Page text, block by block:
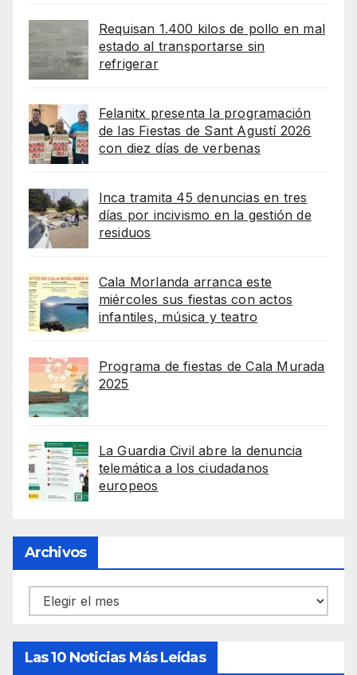
Requisan 1.400 kilos de pollo en mal
estado al transportarse sin
refrigerar
Felanitx presenta la programación
de las Fiestas de Sant Agustí 2026
con diez días de verbenas
Inca tramita 45 denuncias en tres
días por incivismo en la gestión de
residuos
Cala Morlanda arranca este
miércoles sus fiestas con actos
infantiles, música y teatro
Programa de fiestas de Cala Murada
2025
La Guardia Civil abre la denuncia
telemática a los ciudadanos
europeos
Archivos
Archivos
Las 10 Noticias Más Leídas